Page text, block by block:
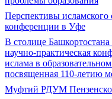
Перспективы исламского
конференции в Уфе
В столице
научно-практическая
ислама в
посвященная 110-летию
Муфтий РДУМ